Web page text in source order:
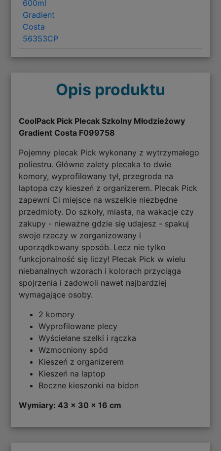
600ml
Gradient
Costa
56353CP
Opis produktu
CoolPack Pick Plecak Szkolny Młodzieżowy
Gradient Costa F099758
Pojemny plecak Pick wykonany z wytrzymałego
poliestru. Główne zalety plecaka to dwie
komory, wyprofilowany tył, przegroda na
laptopa czy kieszeń z organizerem. Plecak Pick
zapewni Ci miejsce na wszelkie niezbędne
przedmioty. Do szkoły, miasta, na wakacje czy
zakupy - nieważne gdzie się udajesz - spakuj
swoje rzeczy w zorganizowany i
uporządkowany sposób. Lecz nie tylko
funkcjonalność się liczy! Plecak Pick w wielu
niebanalnych wzorach i kolorach przyciąga
spojrzenia i zadowoli nawet najbardziej
wymagające osoby.
2 komory
Wyprofilowane plecy
Wyściełane szelki i rączka
Wzmocniony spód
Kieszeń z organizerem
Kieszeń na laptop
Boczne kieszonki na bidon
Wymiary: 43 x 30 x 16 cm